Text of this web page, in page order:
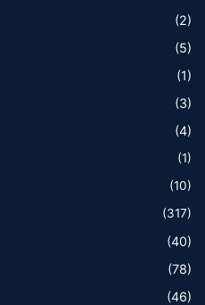
(2)
(5)
(1)
(3)
(4)
(1)
(10)
(317)
(40)
(78)
(46)